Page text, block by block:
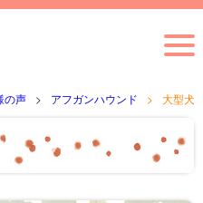
の声 アフガンハウンド 大型犬